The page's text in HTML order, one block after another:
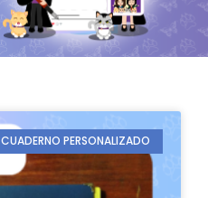
CUADERNO PERSONALIZADO